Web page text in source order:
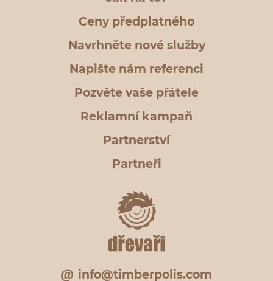
Ceny předplatného
Navrhněte nové služby
Napište nám referenci
Pozvěte vaše přátele
Reklamní kampaň
Partnerství
Partneři
info@timberpolis.com